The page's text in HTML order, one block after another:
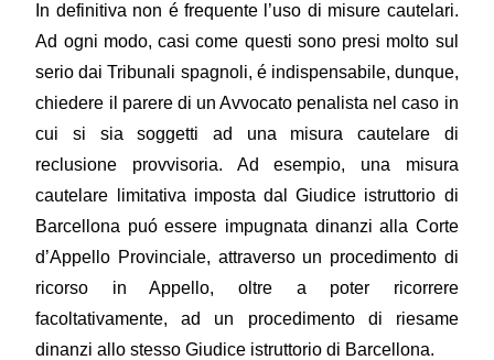
In definitiva non é frequente l’uso di misure cautelari.
Ad ogni modo, casi come questi sono presi molto sul
serio dai Tribunali spagnoli, é indispensabile, dunque,
chiedere il parere di un Avvocato penalista nel caso in
cui si sia soggetti ad una misura cautelare di
reclusione provvisoria. Ad esempio, una misura
cautelare limitativa imposta dal Giudice istruttorio di
Barcellona puó essere impugnata dinanzi alla Corte
d’Appello Provinciale, attraverso un procedimento di
ricorso in Appello, oltre a poter ricorrere
facoltativamente, ad un procedimento di riesame
dinanzi allo stesso Giudice istruttorio di Barcellona.